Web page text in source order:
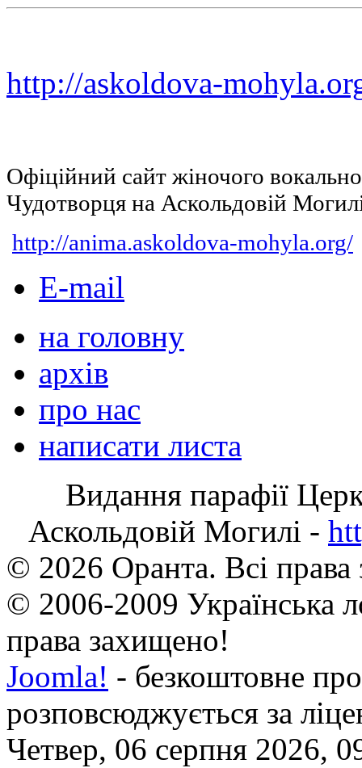
http://askoldova-
Офіційний сайт жіночого
Чудотворця на Аскольдовій
http://anima.askoldova-mohyla.org/
E-mail
на головну
архів
про нас
написати листа
Видання парафії
Аскольдовій Могилі -
© 2026 Оранта. Всі
© 2006-2009 Українська
права захищено!
Joomla! - безкоштовне
розповсюджується за
Четвер, 06 серпня 2026,